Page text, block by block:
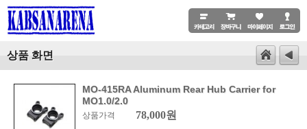
상품 화면
MO-415RA Aluminum Rear Hub Carrier for
MO1.0/2.0
상품가격 78,000원